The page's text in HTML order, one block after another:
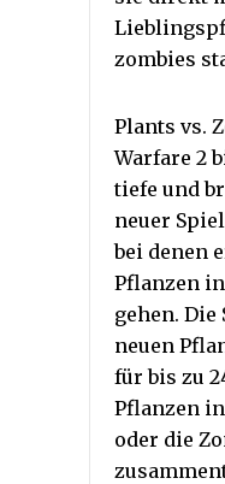
zombies
Plants vs.
Warfare 2
tiefe und
neuer
bei denen
Pflanzen
gehen.
neuen
für bis zu
Pflanzen
oder die